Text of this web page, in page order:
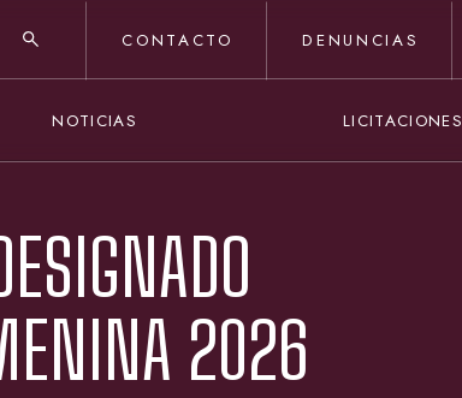
CONTACTO DENUNCIAS
NOTICIAS LICITACIONES
2026